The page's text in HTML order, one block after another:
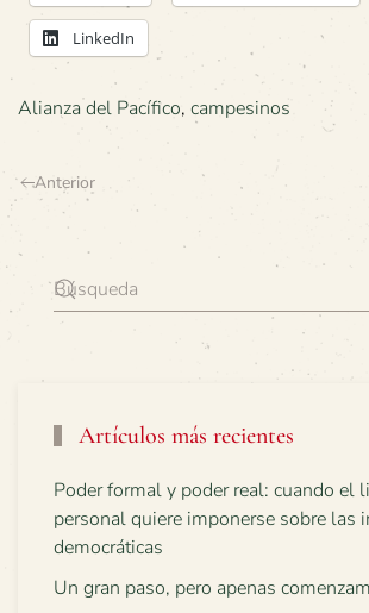
LinkedIn
Alianza del Pacífico, campesinos
Anterior
Artículos más recientes
Poder formal y poder real: cuando el
personal quiere imponerse sobre las
democráticas
Un gran paso, pero apenas